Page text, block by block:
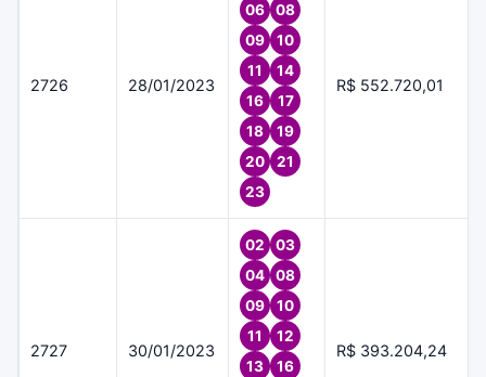
2726 28/01/2023
06
08
09
10
11
14
16
17
18
19
20
21
23
R$ 552.720,01
2727 30/01/2023
02
03
04
08
09
10
11
12
13
16
R$ 393.204,24